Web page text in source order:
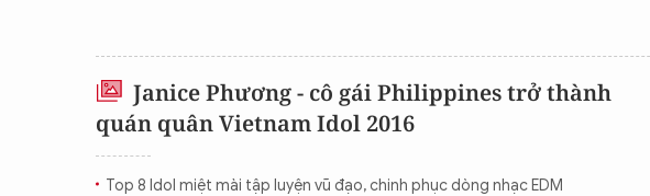
Janice Phương - cô gái Philippines trở thành
quán quân Vietnam Idol 2016
Top 8 Idol miệt mài tập luyện vũ đạo, chinh phục dòng nhạc EDM